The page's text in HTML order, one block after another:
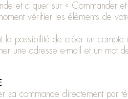
et cliquer sur « Commander et
vérifier les éléments de
la possibilité de créer un compte
une adresse e-mail et un mot
sa commande directement par